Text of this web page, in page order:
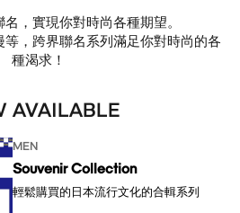
，實現你對時尚各種期望。
，跨界聯名系列滿足你對時尚的各
種渴求！
AVAILABLE
MEN
Souvenir Collection
輕鬆購買的日本流行文化的合輯系列